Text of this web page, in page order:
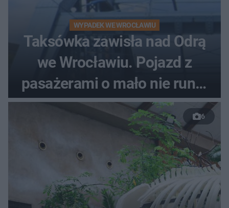
WYPADEK WE WROCŁAWIU
Taksówka zawisła nad Odrą
we Wrocławiu. Pojazd z
pasażerami o mało nie runął
do rzeki
6